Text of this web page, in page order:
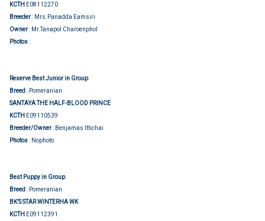
KCTH E08112270
Breeder: Mrs.Panadda Eamsiri
Owner: Mr.Tanapol Charoenphol
Photos:
Reserve Best Junior in Group
Breed : Pomeranian
SANTAYA THE HALF-BLOOD PRINCE
KCTH E09110539
Breeder/Owner: Benjamas Ittichai
Photos: Nophoto
Best Puppy in Group
Breed : Pomeranian
BK’S STAR WINTERHA WK
KCTH E09112391